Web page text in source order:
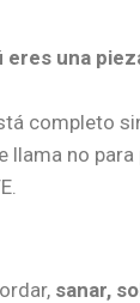
eres una
completo
llama no
sanar,